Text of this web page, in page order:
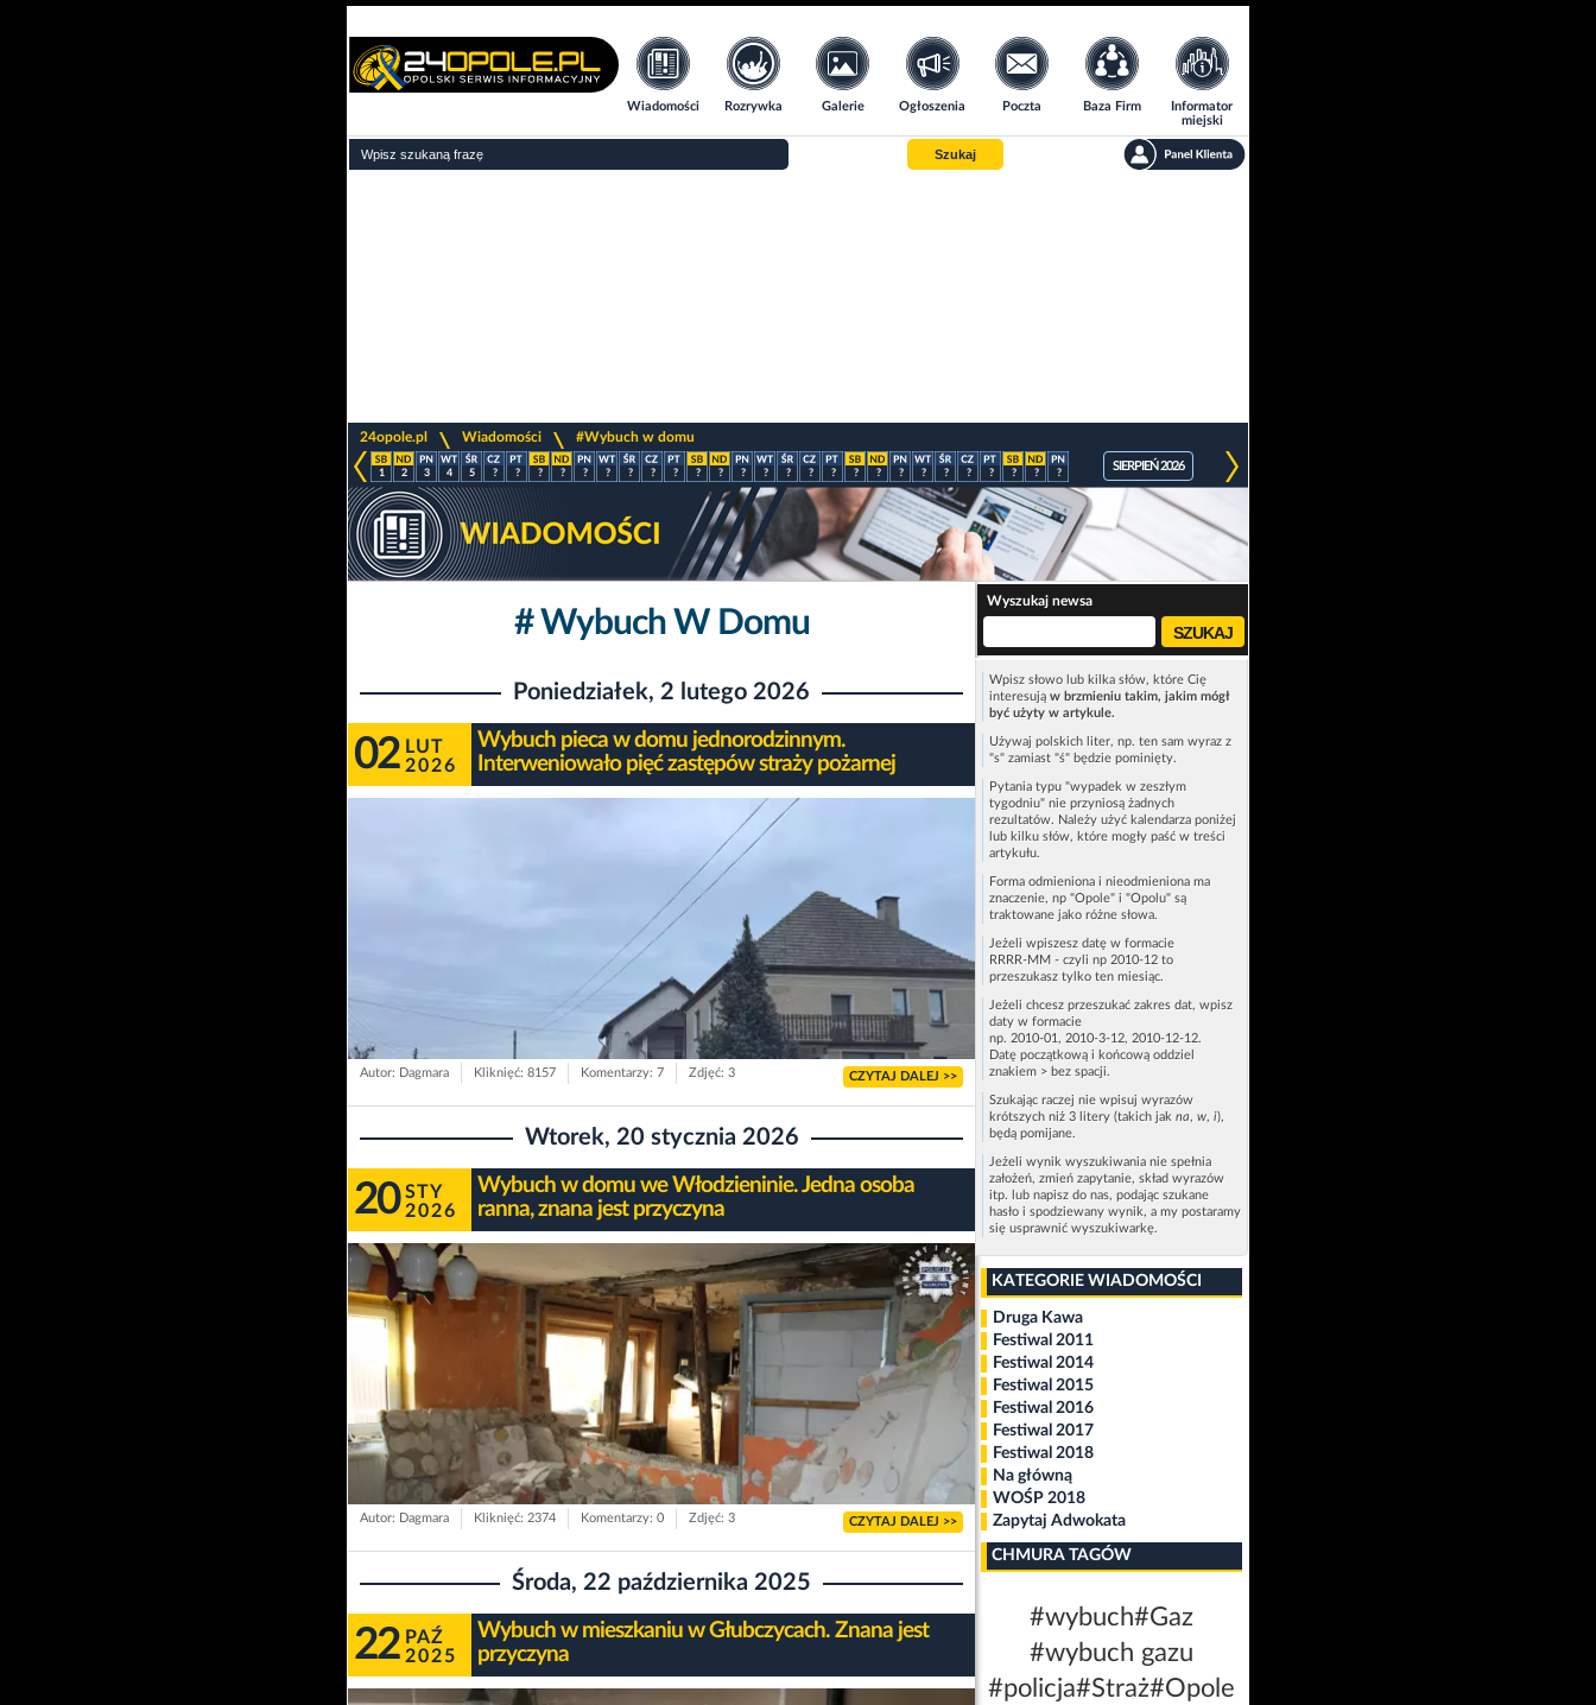
Wiadomości Rozrywka Galerie Ogłoszenia Poczta Baza Firm
Informator
miejski
Szukaj
24opole.pl Wiadomości #Wybuch w domu
1 2 3 4 5 ? ? ? ? ? ? ? ? ? ? ? ? ? ? ? ? ? ? ? ? ? ? ? ? ? ?
SIERPIEŃ 2026
# Wybuch W Domu
Poniedziałek, 2 lutego 2026
02 LUT
2026
Wybuch pieca w domu jednorodzinnym.
Interweniowało pięć zastępów straży pożarnej
Autor: Dagmara Kliknięć: 8157 Komentarzy: 7 Zdjęć: 3 CZYTAJ DALEJ >>
Wtorek, 20 stycznia 2026
20 STY
2026
Wybuch w domu we Włodzieninie. Jedna osoba
ranna, znana jest przyczyna
Autor: Dagmara Kliknięć: 2374 Komentarzy: 0 Zdjęć: 3 CZYTAJ DALEJ >>
Środa, 22 października 2025
22 PAŹ
2025
Wybuch w mieszkaniu w Głubczycach. Znana jest
przyczyna
Wyszukaj newsa
Wpisz słowo lub kilka słów, które Cię
interesują w brzmieniu takim, jakim mógł
być użyty w artykule.
Używaj polskich liter, np. ten sam wyraz z
"s" zamiast "ś" będzie pominięty.
Pytania typu "wypadek w zeszłym
tygodniu" nie przyniosą żadnych
rezultatów. Należy użyć kalendarza poniżej
lub kilku słów, które mogły paść w treści
artykułu.
Forma odmieniona i nieodmieniona ma
znaczenie, np "Opole" i "Opolu" są
traktowane jako różne słowa.
Jeżeli wpiszesz datę w formacie
RRRR-MM - czyli np 2010-12 to
przeszukasz tylko ten miesiąc.
Jeżeli chcesz przeszukać zakres dat, wpisz
daty w formacie
np. 2010-01, 2010-3-12, 2010-12-12.
Datę początkową i końcową oddziel
znakiem > bez spacji.
Szukając raczej nie wpisuj wyrazów
krótszych niż 3 litery (takich jak na, w, i),
będą pomijane.
Jeżeli wynik wyszukiwania nie spełnia
założeń, zmień zapytanie, skład wyrazów
itp. lub napisz do nas, podając szukane
hasło i spodziewany wynik, a my postaramy
się usprawnić wyszukiwarkę.
KATEGORIE WIADOMOŚCI
Druga Kawa
Festiwal 2011
Festiwal 2014
Festiwal 2015
Festiwal 2016
Festiwal 2017
Festiwal 2018
Na główną
WOŚP 2018
Zapytaj Adwokata
CHMURA TAGÓW
#wybuch#Gaz
#wybuch gazu
#policja#Straż#Opole